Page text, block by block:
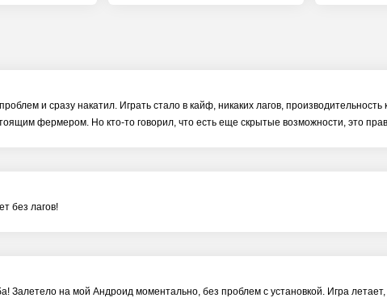
и сразу накатил. Играть стало в кайф, никаких лагов, производительность
фермером. Но кто-то говорил, что есть еще скрытые возможности, это
без лагов!
Залетело на мой Андроид моментально, без проблем с установкой. Игра